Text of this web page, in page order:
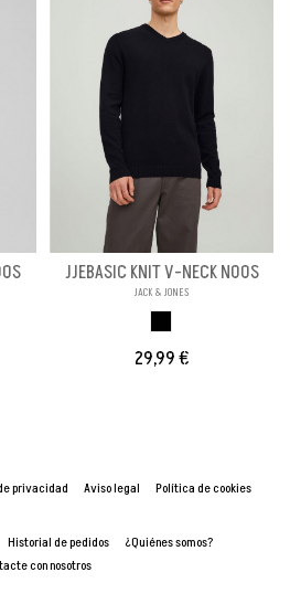
JJEBASIC KNIT V-NECK NOOS
JACK & JONES
29,99 €
privacidad Aviso legal Política de cookies
Historial de pedidos
¿Quiénes somos?
con nosotros